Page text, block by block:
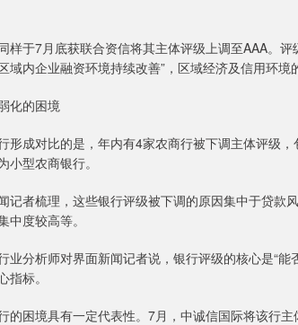
于7月底获联合资信将其主体评级上调至AAA。评
域内企业融资环境持续改善”，区域经济及信用环境
的困境
成对比的是，年内有4家农商行被下调主体评级，
小型农商银行。
者梳理，这些银行评级被下调的原因集中于贷款
中度较高等。
分析师对界面新闻记者说，银行评级的核心是“能
指标。
困境具有一定代表性。7月，中诚信国际将该行主